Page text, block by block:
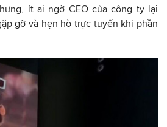
ít ai ngờ CEO của công ty lại
gỡ và hẹn hò trực tuyến khi phần